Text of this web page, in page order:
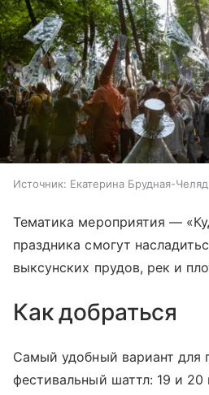
Источник: Екатерина Брудная-
Тематика мероприятия —
праздника смогут
выксунских прудов, рек и
Как добраться
Самый удобный вариант
фестивальный шаттл: 19 и